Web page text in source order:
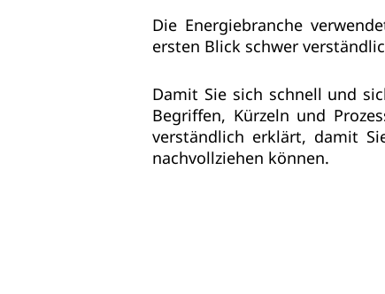
Die Energiebranche
ersten Blick schwer
Damit Sie sich schnell und
Begriffen, Kürzeln und
verständlich erklärt, damit
nachvollziehen können.